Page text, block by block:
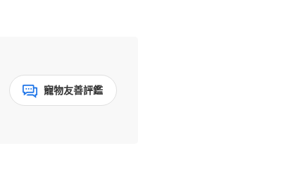
寵物友善評鑑